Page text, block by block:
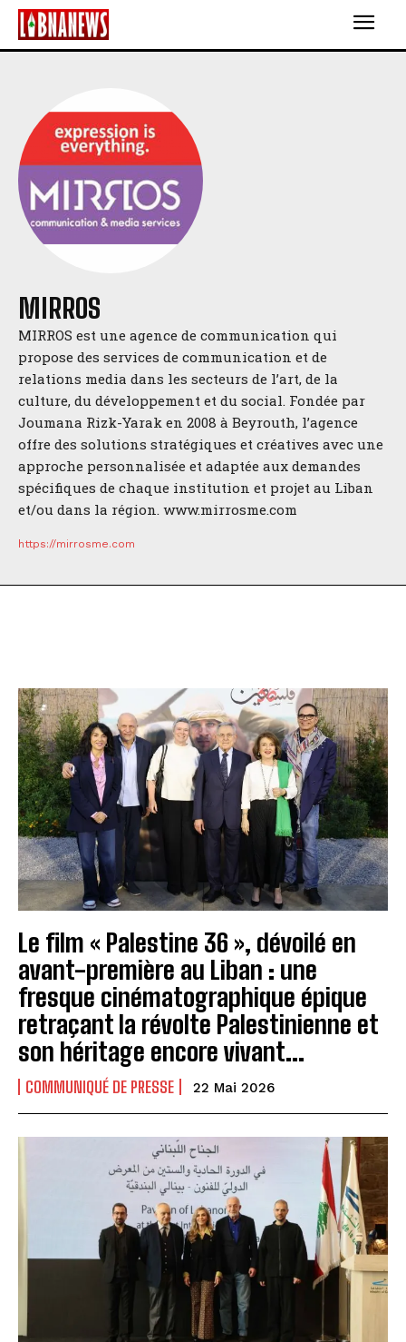
MIRROS
MIRROS est une agence de communication qui
propose des services de communication et de
relations media dans les secteurs de l’art, de la
culture, du développement et du social. Fondée par
Joumana Rizk-Yarak en 2008 à Beyrouth, l’agence
offre des solutions stratégiques et créatives avec une
approche personnalisée et adaptée aux demandes
spécifiques de chaque institution et projet au Liban
et/ou dans la région. www.mirrosme.com
https://mirrosme.com
Le film « Palestine 36 », dévoilé en
avant-première au Liban : une
fresque cinématographique épique
retraçant la révolte Palestinienne et
son héritage encore vivant...
COMMUNIQUÉ DE PRESSE 22 Mai 2026